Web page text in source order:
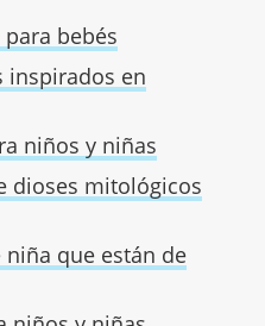
bebés
inspirados en
niños y niñas
dioses mitológicos
que están de